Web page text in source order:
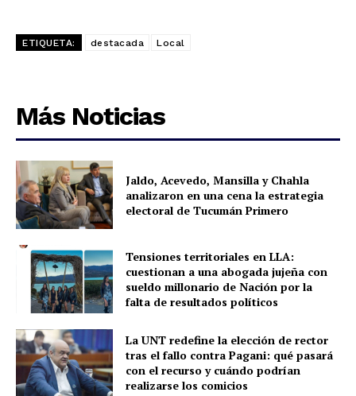
ETIQUETA: destacada Local
Más Noticias
Jaldo, Acevedo, Mansilla y Chahla
analizaron en una cena la estrategia
electoral de Tucumán Primero
Tensiones territoriales en LLA:
cuestionan a una abogada jujeña con
sueldo millonario de Nación por la
falta de resultados políticos
La UNT redefine la elección de rector
tras el fallo contra Pagani: qué pasará
con el recurso y cuándo podrían
realizarse los comicios